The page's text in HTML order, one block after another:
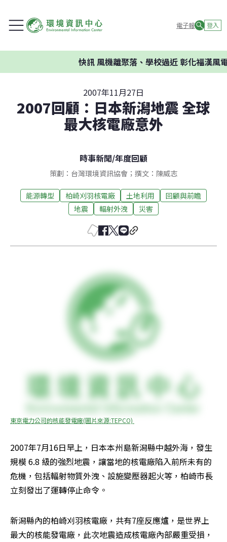
電子報 登入
快訊風機離聚落、學校過近 彰化福漢風電
2007年11月27日
2007回顧：日本新潟地震 全球
最大核電廠意外
時事新聞/年度回顧
策劃：台灣環境資訊協會；撰文：陳威志
能源轉型 柏崎刈羽核電廠 土地利用
回顧與前瞻
地震
輻射外洩 災害
東京電力公司的核能發電廠(圖片來源:TEPCO)
2007年7月16日早上，日本本州島新潟縣中越外海，發生
規模 6.8 級的強烈地震，讓當地的核電廠陷入前所未有的
危機，包括輻射物質外洩、設施變壓器起火等，柏崎市長
立刻發出了運轉停止命令。
新潟縣內的柏崎刈羽核電廠，共有7座反應爐，是世界上
最大的核能發電廠，此次地震造成核電廠內部嚴重受損，